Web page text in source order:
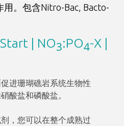
。包含Nitro-Bac, Bacto-
| NO3:PO4-X |
进珊瑚礁岩系统生物性
酸盐和磷酸盐。
，您可以在整个成熟过